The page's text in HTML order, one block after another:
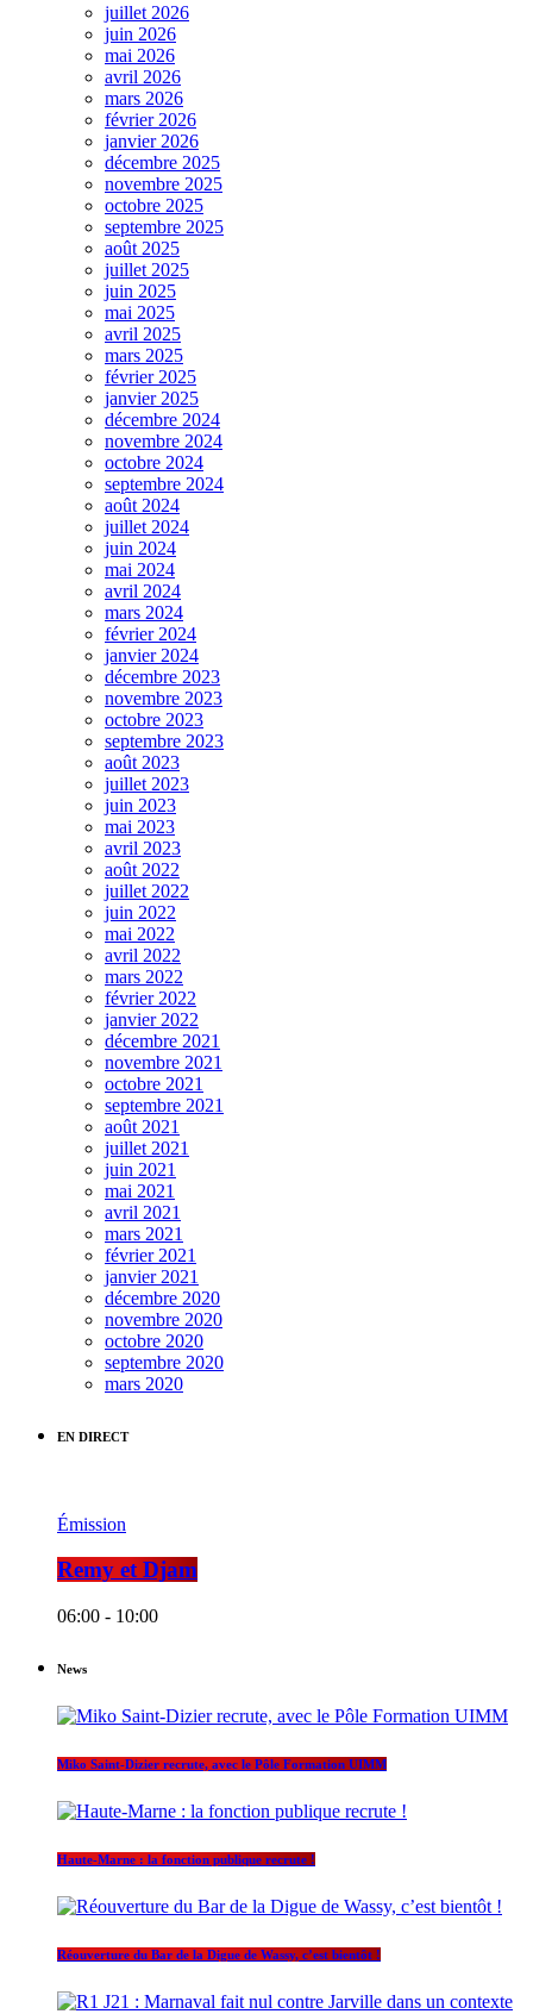
juillet 2026
juin 2026
mai 2026
avril 2026
mars 2026
février 2026
janvier 2026
décembre 2025
novembre 2025
octobre 2025
septembre 2025
août 2025
juillet 2025
juin 2025
mai 2025
avril 2025
mars 2025
février 2025
janvier 2025
décembre 2024
novembre 2024
octobre 2024
septembre 2024
août 2024
juillet 2024
juin 2024
mai 2024
avril 2024
mars 2024
février 2024
janvier 2024
décembre 2023
novembre 2023
octobre 2023
septembre 2023
août 2023
juillet 2023
juin 2023
mai 2023
avril 2023
août 2022
juillet 2022
juin 2022
mai 2022
avril 2022
mars 2022
février 2022
janvier 2022
décembre 2021
novembre 2021
octobre 2021
septembre 2021
août 2021
juillet 2021
juin 2021
mai 2021
avril 2021
mars 2021
février 2021
janvier 2021
décembre 2020
novembre 2020
octobre 2020
septembre 2020
mars 2020
EN DIRECT
Émission
Remy et Djam
06:00 - 10:00
News
Miko Saint-Dizier recrute, avec le Pôle Formation UIMM
Haute-Marne : la fonction publique recrute !
Réouverture du Bar de la Digue de Wassy, c’est bientôt !